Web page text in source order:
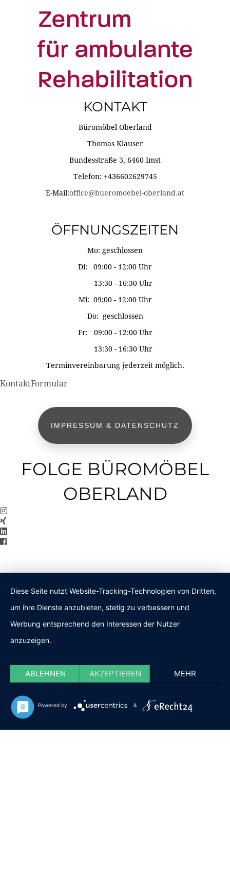
KONTAKT
Büromöbel Oberland
Thomas Klauser
Bundesstraße 3, 6460 Imst
Telefon: +436602629745
E-Mail:office@bueromoebel-oberland.at
ÖFFNUNGSZEITEN
Mo: geschlossen
Di: 09:00 - 12:00 Uhr
13:30 - 16:30 Uhr
Mi: 09:00 - 12:00 Uhr
Do: geschlossen
Fr: 09:00 - 12:00 Uhr
13:30 - 16:30 Uhr
Terminvereinbarung jederzeit möglich.
KontaktFormular
IMPRESSUM & DATENSCHUTZ
FOLGE BÜROMÖBEL
OBERLAND
Diese Seite nutzt Website-Tracking-Technologien von Dritten,
um ihre Dienste anzubieten, stetig zu verbessern und
Werbung entsprechend den Interessen der Nutzer
anzuzeigen.
ABLEHNEN AKZEPTIEREN MEHR
Powered by &